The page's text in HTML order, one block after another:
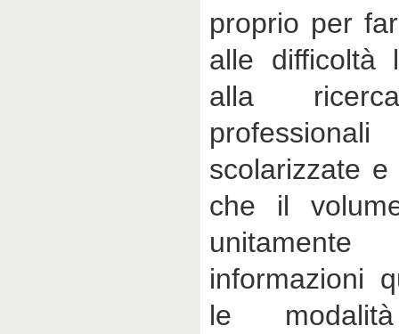
proprio per
alle difficoltà
alla
scolarizzate
che il
informazioni
le modalità